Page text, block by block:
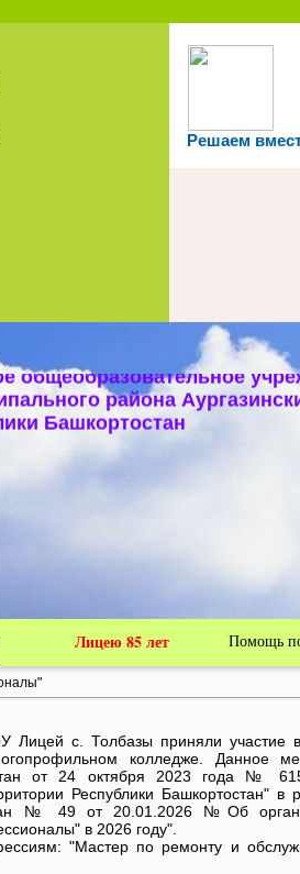
Решаем
общеобразовательное
района
Лицею 85 лет Помощь
с. Толбазы приняли участие в
колледже. Данное
от 24 октября 2023 года №
Республики Башкортостан" в
№ 49 от 20.01.2026 №Об
в 2026 году".
"Мастер по ремонту и